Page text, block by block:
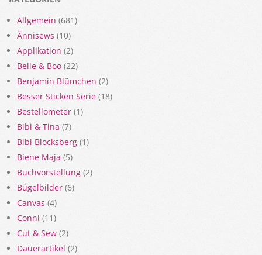
Allgemein (681)
Ännisews (10)
Applikation (2)
Belle & Boo (22)
Benjamin Blümchen (2)
Besser Sticken Serie (18)
Bestellometer (1)
Bibi & Tina (7)
Bibi Blocksberg (1)
Biene Maja (5)
Buchvorstellung (2)
Bügelbilder (6)
Canvas (4)
Conni (11)
Cut & Sew (2)
Dauerartikel (2)